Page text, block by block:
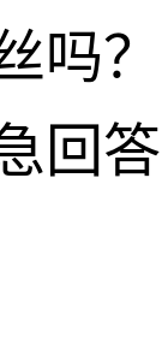
吗？
回